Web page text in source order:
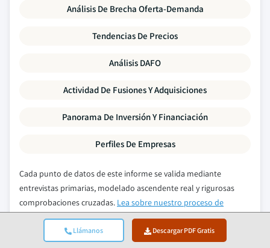
Llámanos Descargar PDF Gratis
Análisis De Brecha Oferta-Demanda
Tendencias De Precios
Análisis DAFO
Actividad De Fusiones Y Adquisiciones
Panorama De Inversión Y Financiación
Perfiles De Empresas
Cada punto de datos de este informe se valida mediante
entrevistas primarias, modelado ascendente real y rigurosas
comprobaciones cruzadas. Lea sobre nuestro proceso de
investigación →